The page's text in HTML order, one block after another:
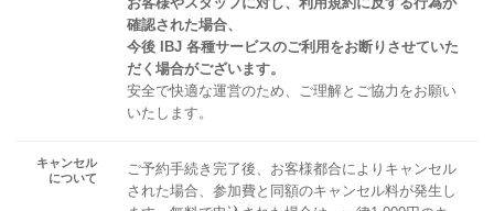
確認された場合、
今後 IBJ 各種サービスのご利用をお断りさせていた
だく場合がございます。
安全で快適な運営のため、ご理解とご協力をお願い
いたします。
キャンセル
について
ご予約手続き完了後、お客様都合によりキャンセル
された場合、参加費と同額のキャンセル料が発生し